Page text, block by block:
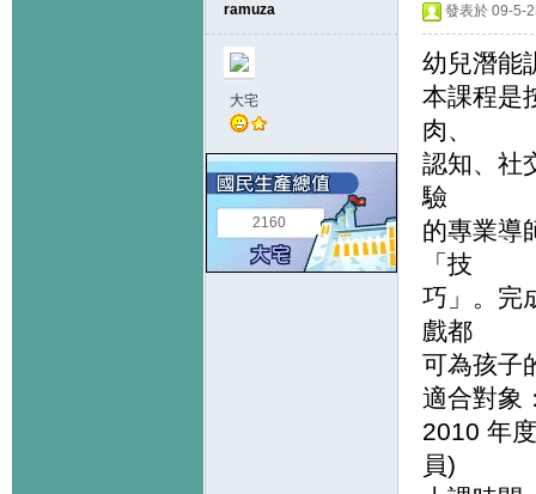
ramuza
大宅
2160
發表於 09-5-
幼兒潛能
本課程是
肉、
認知、社
驗
的專業導
「技
巧」。完
戲都
可為孩子
適合對象
2010 年
員)